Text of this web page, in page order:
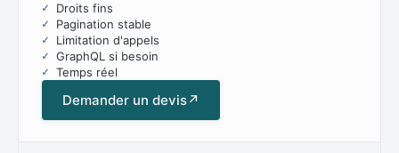
Droits fins
Pagination stable
Limitation d'appels
GraphQL si besoin
Temps réel
Demander un devis↗